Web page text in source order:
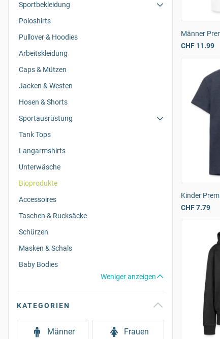
Sportbekleidung
Poloshirts
Pullover & Hoodies
Arbeitskleidung
Caps & Mützen
Jacken & Westen
Hosen & Shorts
Sportausrüstung
Tank Tops
Langarmshirts
Unterwäsche
Bioprodukte
Accessoires
Taschen & Rucksäcke
Schürzen
Masken & Schals
Baby Bodies
Weniger anzeigen
KATEGORIEN
Männer Frauen
Männer
CHF 11.99
Kinder
CHF 7.79